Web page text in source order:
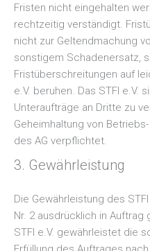
Fristen nicht eingehalten
rechtzeitig verständigt.
nicht zur Geltendmachung
sonstigem Schadenersatz,
Fristüberschreitungen auf
e.V. beruhen. Das STFI e.V.
Unteraufträge an Dritte zu
Geheimhaltung von
des AG verpflichtet.
3. Gewährleistung
Die Gewährleistung des
Nr. 2 ausdrücklich in
STFI e.V. gewährleistet die